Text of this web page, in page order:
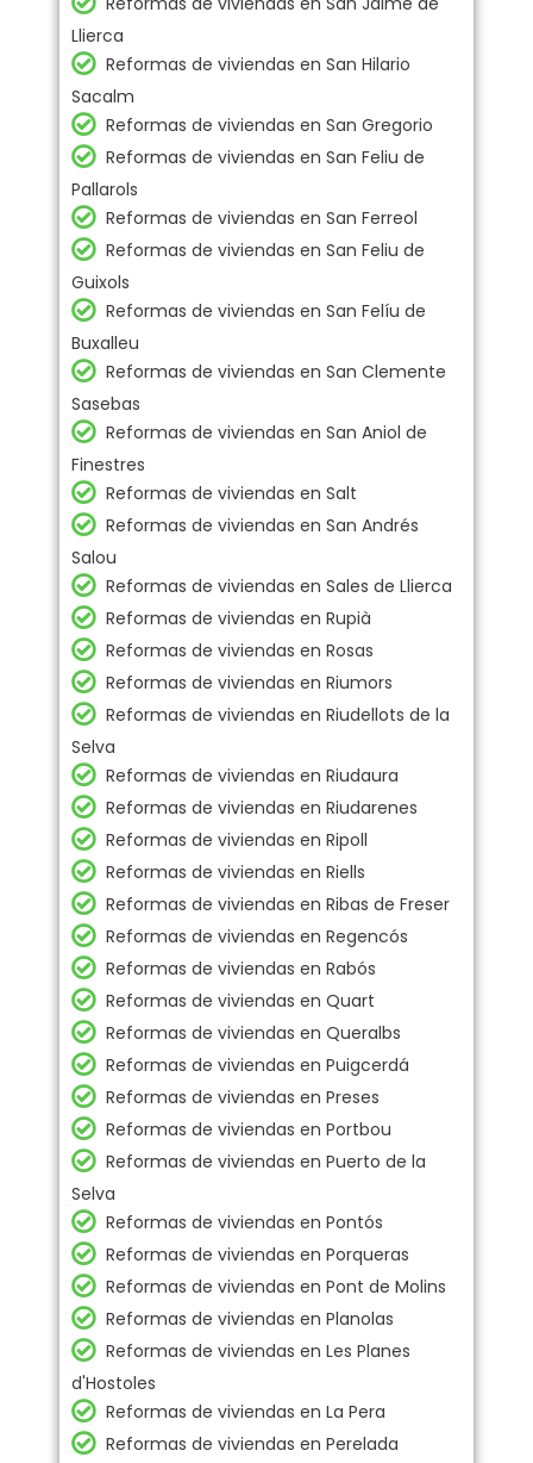
Llierca
Reformas de viviendas en San Hilario
Sacalm
Reformas de viviendas en San Gregorio
Reformas de viviendas en San Feliu de
Pallarols
Reformas de viviendas en San Ferreol
Reformas de viviendas en San Feliu de
Guixols
Reformas de viviendas en San Felíu de
Buxalleu
Reformas de viviendas en San Clemente
Sasebas
Reformas de viviendas en San Aniol de
Finestres
Reformas de viviendas en Salt
Reformas de viviendas en San Andrés
Salou
Reformas de viviendas en Sales de Llierca
Reformas de viviendas en Rupià
Reformas de viviendas en Rosas
Reformas de viviendas en Riumors
Reformas de viviendas en Riudellots de la
Selva
Reformas de viviendas en Riudaura
Reformas de viviendas en Riudarenes
Reformas de viviendas en Ripoll
Reformas de viviendas en Riells
Reformas de viviendas en Ribas de Freser
Reformas de viviendas en Regencós
Reformas de viviendas en Rabós
Reformas de viviendas en Quart
Reformas de viviendas en Queralbs
Reformas de viviendas en Puigcerdá
Reformas de viviendas en Preses
Reformas de viviendas en Portbou
Reformas de viviendas en Puerto de la
Selva
Reformas de viviendas en Pontós
Reformas de viviendas en Porqueras
Reformas de viviendas en Pont de Molins
Reformas de viviendas en Planolas
Reformas de viviendas en Les Planes
d'Hostoles
Reformas de viviendas en La Pera
Reformas de viviendas en Perelada